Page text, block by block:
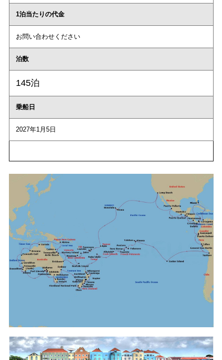
1泊当たりの代金
お問い合わせください
泊数
145泊
乗船日
2027年1月5日